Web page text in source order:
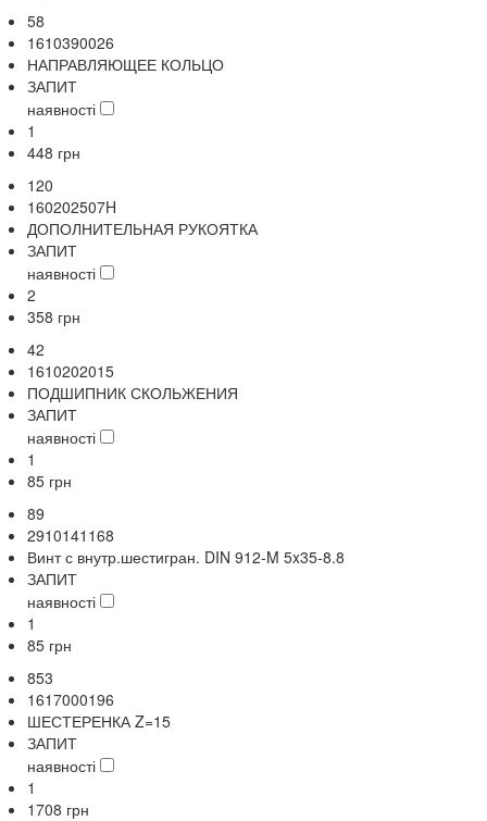
58
1610390026
НАПРАВЛЯЮЩЕЕ КОЛЬЦО
ЗАПИТ
наявності
1
448 грн
120
160202507H
ДОПОЛНИТЕЛЬНАЯ РУКОЯТКА
ЗАПИТ
наявності
2
358 грн
42
1610202015
ПОДШИПНИК СКОЛЬЖЕНИЯ
ЗАПИТ
наявності
1
85 грн
89
2910141168
Винт с внутр.шестигран. DIN 912-M 5x35-8.8
ЗАПИТ
наявності
1
85 грн
853
1617000196
ШЕСТЕРЕНКА Z=15
ЗАПИТ
наявності
1
1708 грн